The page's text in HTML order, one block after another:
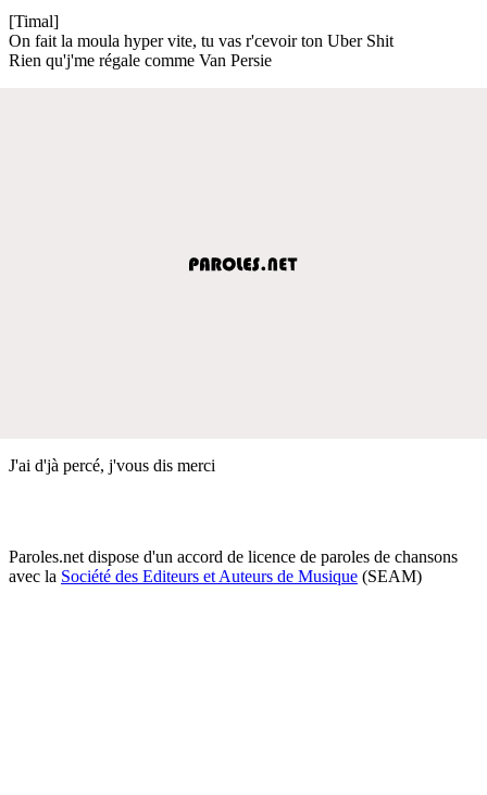
[Timal]
On fait la moula hyper vite, tu vas r'cevoir ton Uber Shit
Rien qu'j'me régale comme Van Persie
J'ai d'jà percé, j'vous dis merci
Paroles.net dispose d'un accord de licence de paroles de chansons
avec la Société des Editeurs et Auteurs de Musique (SEAM)